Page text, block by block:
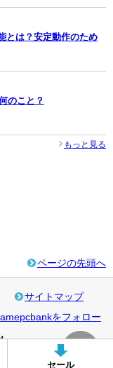
とは？安定動作のため
のこと？
もっと見る
ページの先頭へ
サイトマップ
をフォロー
セール